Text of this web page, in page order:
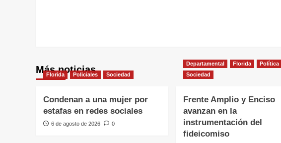
Más noticias
Florida Policiales Sociedad
Condenan a una mujer por
estafas en redes sociales
6 de agosto de 2026 0
Departamental Florida
Política
Sociedad
Frente Amplio y Enciso
avanzan en la
instrumentación del
fideicomiso